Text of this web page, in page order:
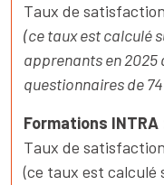
Taux de
(ce taux est calculé
apprenants en 2025
questionnaires de
Formations INTRA
Taux de
(ce taux est calculé